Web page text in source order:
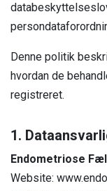
Denne politik
hvordan de
registreret.
1.
Endometriose
Website: